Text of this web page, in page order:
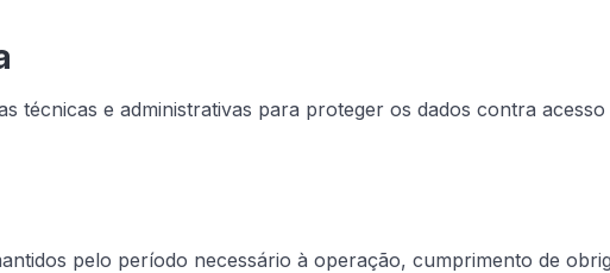
técnicas e administrativas para proteger os dados contra
pelo período necessário à operação, cumprimento de